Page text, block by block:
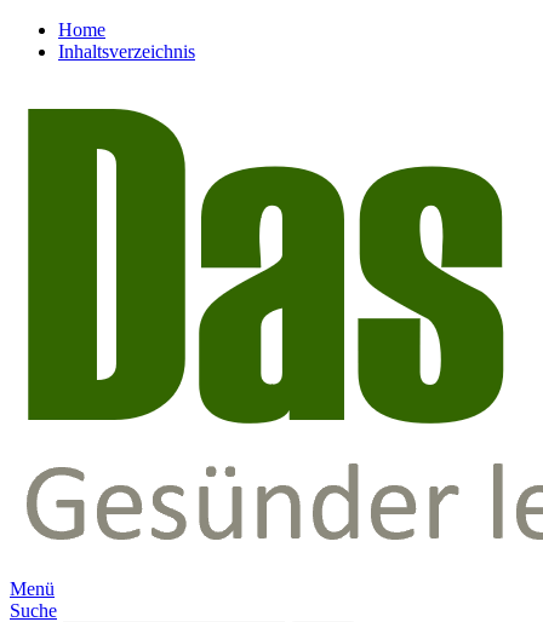
Home
Inhaltsverzeichnis
Menü
Suche